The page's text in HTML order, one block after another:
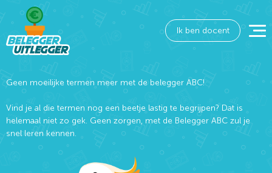
Ik ben docent
Geen moeilijke termen meer met de belegger ABC!
Vind je al die termen nog een beetje lastig te begrijpen? Dat is
helemaal niet zo gek. Geen zorgen, met de Belegger ABC zul je
snel leren kennen.